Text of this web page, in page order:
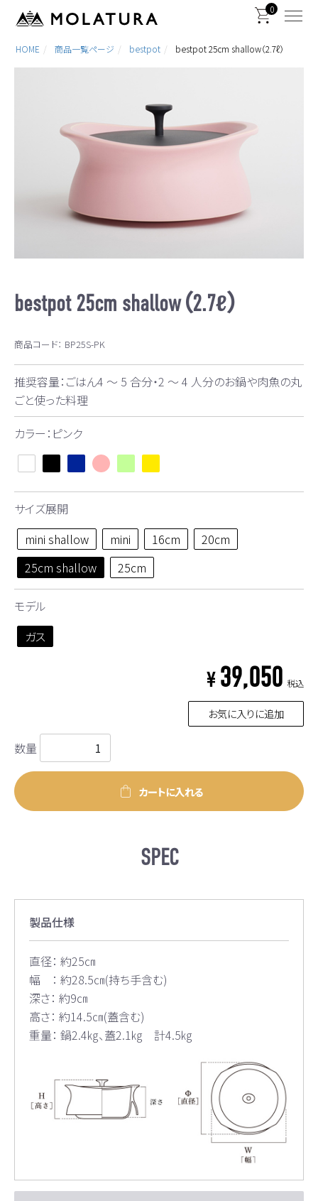
0
HOME 商品一覧ページ bestpot bestpot 25cm shallow（2.7ℓ）
bestpot 25cm shallow（2.7ℓ）
商品コード： BP25S-PK
推奨容量：ごはん4 ～ 5 合分・2 ～ 4 人分のお鍋や肉魚の丸
ごと使った料理
カラー：ピンク
サイズ展開
mini shallow
mini 16cm
20cm
25cm shallow
25cm
モデル
ガス
¥ 39,050 税込
お気に入りに追加
数量
カートに入れる
SPEC
製品仕様
直径： 約25㎝
幅 ： 約28.5㎝(持ち手含む)
深さ： 約9㎝
高さ： 約14.5㎝(蓋含む)
重量： 鍋2.4㎏、蓋2.1㎏ 計4.5㎏